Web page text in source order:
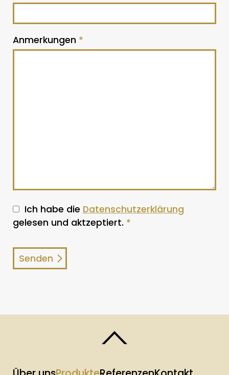
Anmerkungen *
Ich habe die Datenschutzerklärung
gelesen und aktzeptiert. *